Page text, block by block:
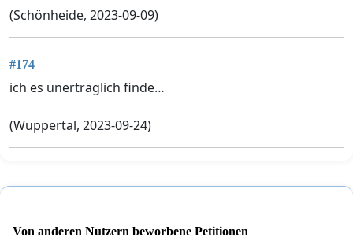
(Schönheide, 2023-09-09)
#174
ich es unerträglich finde…
(Wuppertal, 2023-09-24)
Von anderen Nutzern beworbene Petitionen